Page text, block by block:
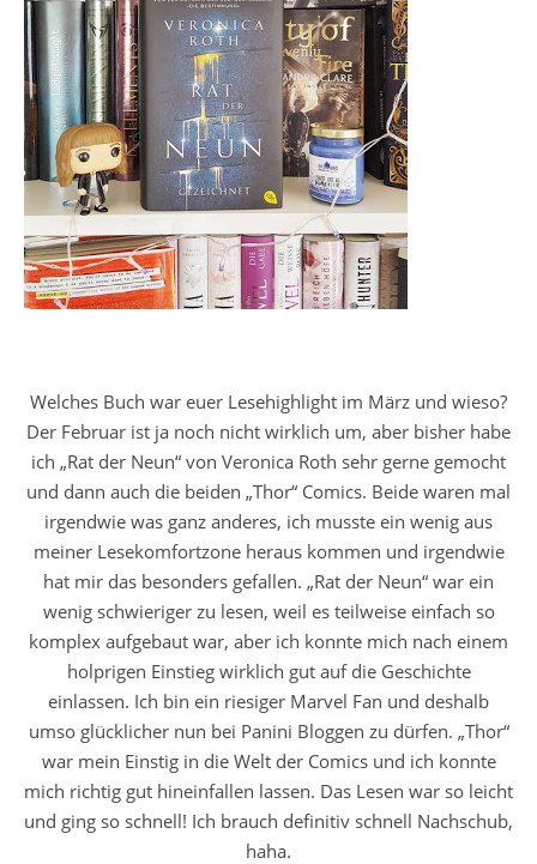
Welches Buch war euer Lesehighlight im März und wieso?
Der Februar ist ja noch nicht wirklich um, aber bisher habe
ich „Rat der Neun“ von Veronica Roth sehr gerne gemocht
und dann auch die beiden „Thor“ Comics. Beide waren mal
irgendwie was ganz anderes, ich musste ein wenig aus
meiner Lesekomfortzone heraus kommen und irgendwie
hat mir das besonders gefallen. „Rat der Neun“ war ein
wenig schwieriger zu lesen, weil es teilweise einfach so
komplex aufgebaut war, aber ich konnte mich nach einem
holprigen Einstieg wirklich gut auf die Geschichte
einlassen. Ich bin ein riesiger Marvel Fan und deshalb
umso glücklicher nun bei Panini Bloggen zu dürfen. „Thor“
war mein Einstig in die Welt der Comics und ich konnte
mich richtig gut hineinfallen lassen. Das Lesen war so leicht
und ging so schnell! Ich brauch definitiv schnell Nachschub,
haha.